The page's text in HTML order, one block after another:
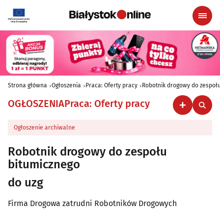
Strona główna Ogłoszenia Praca: Oferty pracy Robotnik drogowy do
OGŁOSZENIAPraca: Oferty pracy
Ogłoszenie archiwalne
Robotnik drogowy do zespołu
bitumicznego
do uzg
Firma Drogowa zatrudni Robotników Drogowych